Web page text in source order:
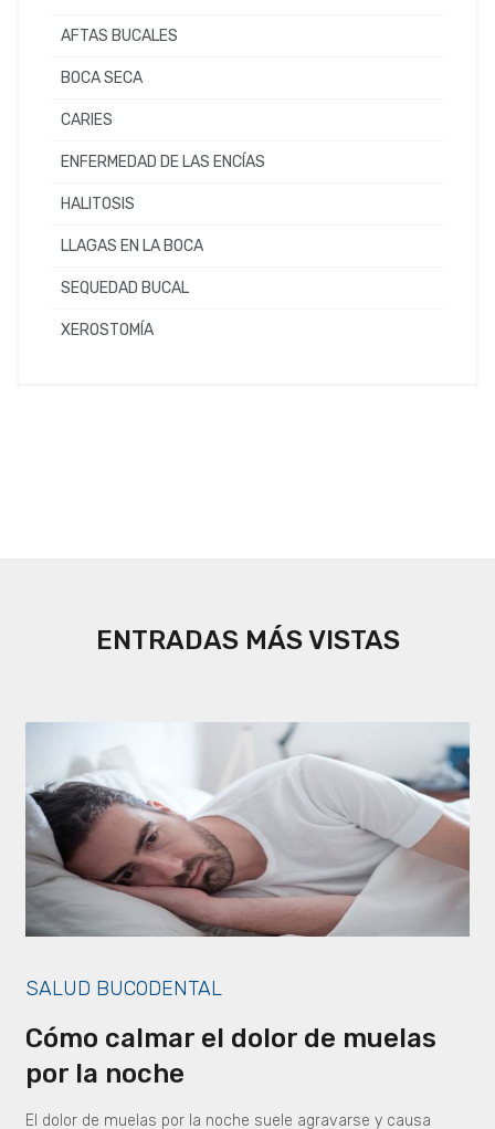
AFTAS BUCALES
BOCA SECA
CARIES
ENFERMEDAD DE LAS ENCÍAS
HALITOSIS
LLAGAS EN LA BOCA
SEQUEDAD BUCAL
XEROSTOMÍA
ENTRADAS MÁS VISTAS
SALUD BUCODENTAL
Cómo calmar el dolor de muelas
por la noche
El dolor de muelas por la noche suele agravarse y causa